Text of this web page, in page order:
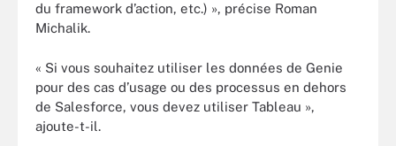
du framework d’action, etc.) », précise Roman
Michalik.
« Si vous souhaitez utiliser les données de Genie
pour des cas d’usage ou des processus en dehors
de Salesforce, vous devez utiliser Tableau »,
ajoute-t-il.